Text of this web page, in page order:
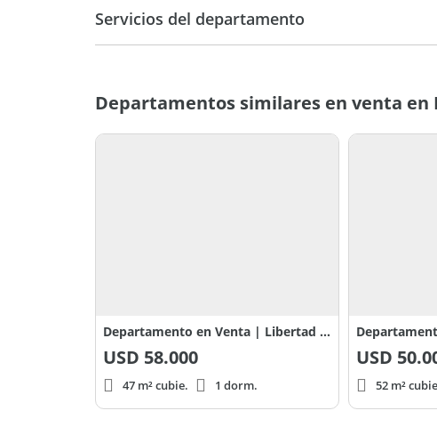
Servicios del departamento
Departamentos similares en venta en
Departamento en Venta | Libertad esquina Lamadrid (UF N°11) | Escobar centro. APTO CREDITO. FINANCIACION
USD 58.000
47 m² cubie. 1 dorm.
USD
52 m²